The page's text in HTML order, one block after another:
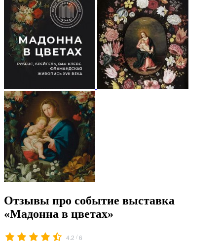
Отзывы про событие выставка
«Мадонна в цветах»
4.2 /6